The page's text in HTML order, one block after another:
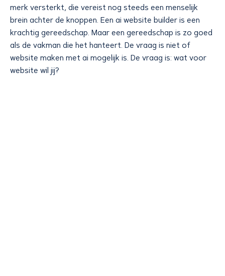
merk versterkt, die vereist nog steeds een menselijk
brein achter de knoppen. Een ai website builder is een
krachtig gereedschap. Maar een gereedschap is zo goed
als de vakman die het hanteert. De vraag is niet of
website maken met ai mogelijk is. De vraag is: wat voor
website wil jij?